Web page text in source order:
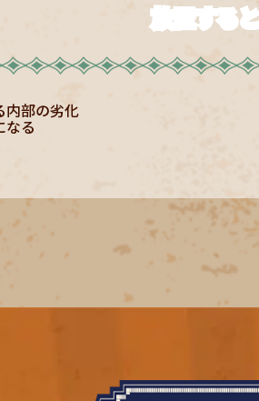
放置する
内部の劣化
なる